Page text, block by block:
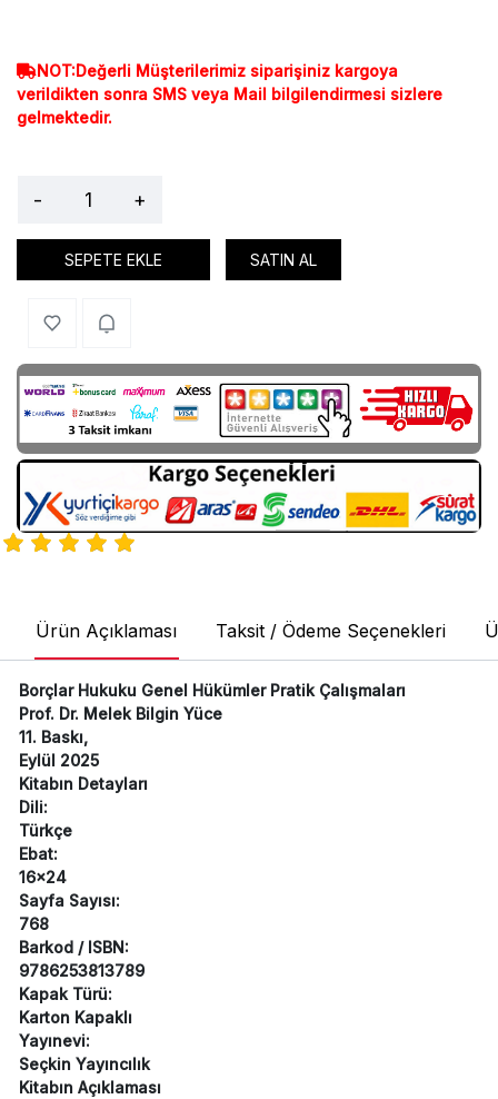
NOT:Değerli Müşterilerimiz siparişiniz kargoya
verildikten sonra SMS veya Mail bilgilendirmesi sizlere
gelmektedir.
- +
SEPETE EKLE SATIN AL
Ürün Açıklaması Taksit / Ödeme Seçenekleri
Borçlar Hukuku Genel Hükümler Pratik Çalışmaları
Prof. Dr. Melek Bilgin Yüce
11. Baskı,
Eylül 2025
Kitabın Detayları
Dili:
Türkçe
Ebat:
16x24
Sayfa Sayısı:
768
Barkod / ISBN:
9786253813789
Kapak Türü:
Karton Kapaklı
Yayınevi:
Seçkin Yayıncılık
Kitabın Açıklaması